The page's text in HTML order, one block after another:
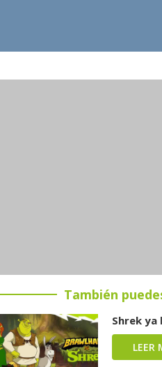
También
Shrek ya
LEER